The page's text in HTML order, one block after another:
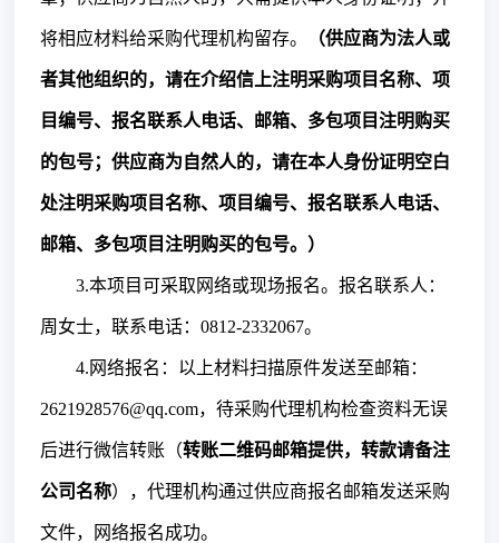
将相应材料给采购代理机构留存。 （供应商为法人或
者其他组织的，请在介绍信上注明采购项目名称、项
目编号、 报名联系人电话、邮箱、多包项目注明购买
的包号；供应商为自然人的，请在本人身份证明空白
处注明采购项目名称、项目编号、 报名联系人电话、
邮箱、多包项目注明购买的包号。）
3.本项目可采取网络或现场报名。报名联系人：
周女士，联系电话： 0812-2332067。
4.网络报名：以上材料扫描原件发送至邮箱：
2621928576@qq.com，待采购代理机构检查资料无误
后进行微信转账（转账二维码邮箱提供， 转款请备注
公司名称），代理机构通过供应商报名邮箱发送采购
文件，网络报名成功。